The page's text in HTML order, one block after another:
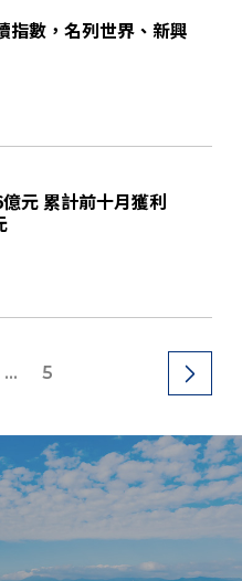
指數，名列世界、新興
元 累計前十月獲利
... 5